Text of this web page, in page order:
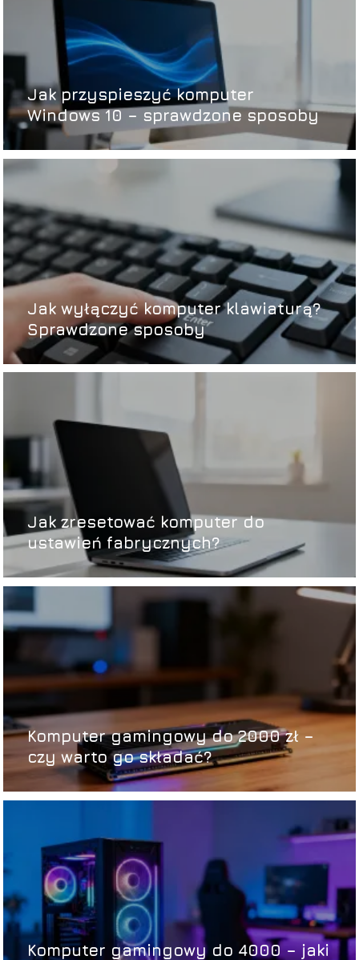
Jak przyspieszyć komputer
Windows 10 – sprawdzone sposoby
Jak wyłączyć komputer klawiaturą?
Sprawdzone sposoby
Jak zresetować komputer do
ustawień fabrycznych?
Komputer gamingowy do 2000 zł –
czy warto go składać?
Komputer gamingowy do 4000 – jaki